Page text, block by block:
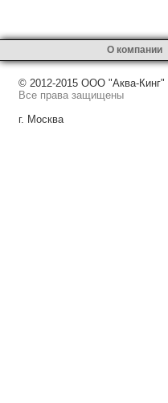
О компании
© 2012-2015 ООО "Аква-Кинг"
Все права защищены
г. Москва